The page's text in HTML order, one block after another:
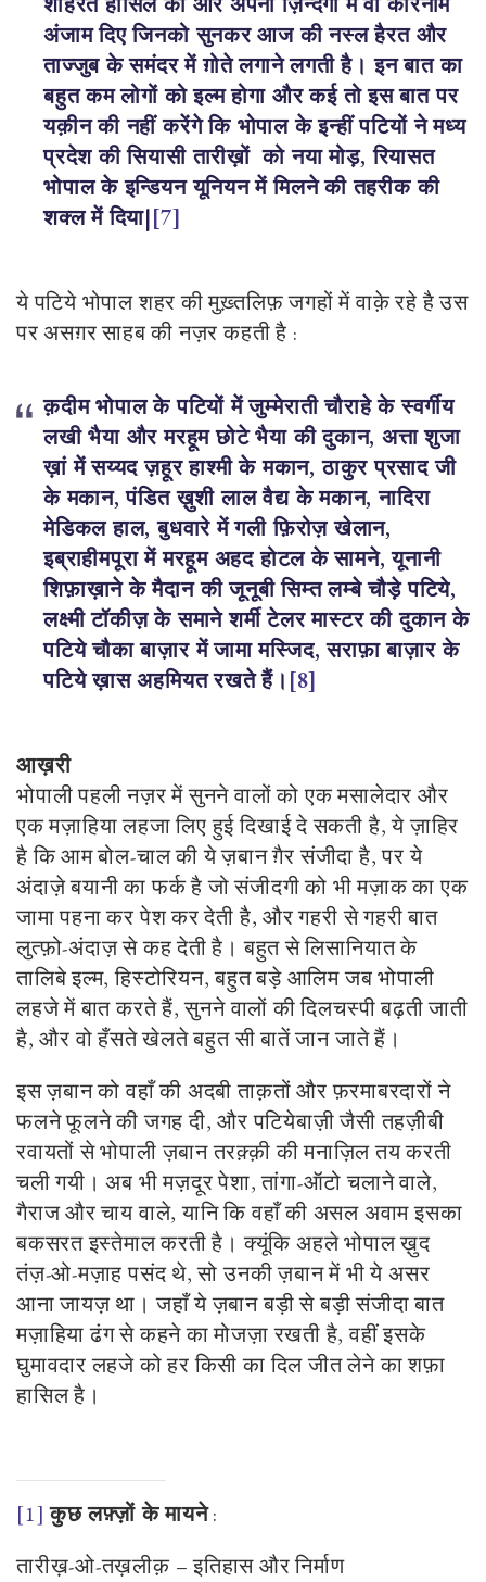
अंजाम दिए जिनको सुनकर आज की नस्ल हैरत और
ताज्जुब के समंदर में ग़ोते लगाने लगती है। इन बात का
बहुत कम लोगों को इल्म होगा और कई तो इस बात पर
यक़ीन की नहीं करेंगे कि भोपाल के इन्हीं पटियों ने मध्य
प्रदेश की सियासी तारीख़ों को नया मोड़, रियासत
भोपाल के इन्डियन यूनियन में मिलने की तहरीक की
शक्ल में दिया|[7]
ये पटिये भोपाल शहर की मुख़्तलिफ़ जगहों में वाक़े रहे है उस
पर असग़र साहब की नज़र कहती है :
क़दीम भोपाल के पटियों में जुम्मेराती चौराहे के स्वर्गीय
लखी भैया और मरहूम छोटे भैया की दुकान, अत्ता शुजा
ख़ां में सय्यद ज़हूर हाश्मी के मकान, ठाकुर प्रसाद जी
के मकान, पंडित ख़ुशी लाल वैद्य के मकान, नादिरा
मेडिकल हाल, बुधवारे में गली फ़िरोज़ खेलान,
इब्राहीमपूरा में मरहूम अहद होटल के सामने, यूनानी
शिफ़ाख़ाने के मैदान की जूनूबी सिम्त लम्बे चौड़े पटिये,
लक्ष्मी टॉकीज़ के समाने शर्मी टेलर मास्टर की दुकान के
पटिये चौका बाज़ार में जामा मस्जिद, सराफ़ा बाज़ार के
पटिये ख़ास अहमियत रखते हैं। [8]
आख़री
भोपाली पहली नज़र में सुनने वालों को एक मसालेदार और
एक मज़ाहिया लहजा लिए हुई दिखाई दे सकती है, ये ज़ाहिर
है कि आम बोल-चाल की ये ज़बान ग़ैर संजीदा है, पर ये
अंदाज़े बयानी का फर्क है जो संजीदगी को भी मज़ाक का एक
जामा पहना कर पेश कर देती है, और गहरी से गहरी बात
लुत्फ़ो-अंदाज़ से कह देती है। बहुत से लिसानियात के
तालिबे इल्म, हिस्टोरियन, बहुत बड़े आलिम जब भोपाली
लहजे में बात करते हैं, सुनने वालों की दिलचस्पी बढ़ती जाती
है, और वो हँसते खेलते बहुत सी बातें जान जाते हैं।
इस ज़बान को वहाँ की अदबी ताक़तों और फ़रमाबरदारों ने
फलने फूलने की जगह दी, और पटियेबाज़ी जैसी तहज़ीबी
रवायतों से भोपाली ज़बान तरक़्क़ी की मनाज़िल तय करती
चली गयी। अब भी मज़दूर पेशा, तांगा-ऑटो चलाने वाले,
गैराज और चाय वाले, यानि कि वहाँ की असल अवाम इसका
बकसरत इस्तेमाल करती है। क्यूंकि अहले भोपालख़ुद
तंज़-ओ-मज़ाह पसंद थे, सो उनकी ज़बान में भी ये असर
आना जायज़ था। जहाँ ये ज़बान बड़ी से बड़ी संजीदा बात
मज़ाहिया ढंग से कहने का मोजज़ा रखती है, वहीं इसके
घुमावदार लहजे को हर किसी का दिल जीत लेने का शफ़ा
हासिल है।
[1] कुछ लफ़्ज़ों के मायने:
तारीख़-ओ-तख़लीक़ – इतिहास और निर्माण